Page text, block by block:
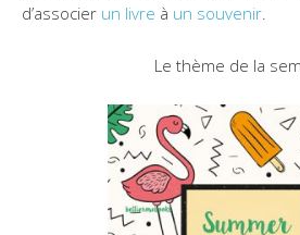
d’associer un livre à un souvenir
Le thème de la